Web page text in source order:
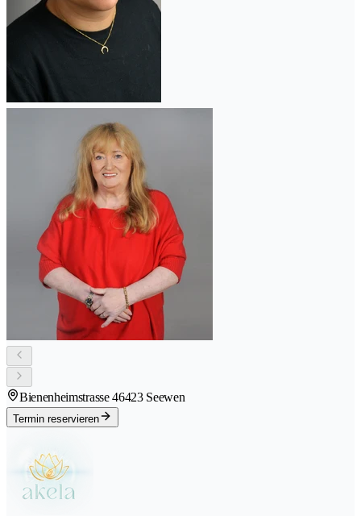
Bienenheimstrasse 46423 Seewen
Termin reservieren